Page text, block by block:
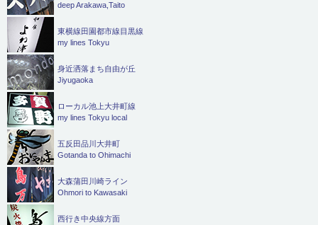
deep Arakawa,Taito
東横線田園都市線目黒線
my lines Tokyu
身近洒落まち自由が丘
Jiyugaoka
ローカル池上大井町線
my lines Tokyu local
五反田品川大井町
Gotanda to Ohimachi
大森蒲田川崎ライン
Ohmori to Kawasaki
西行き中央線方面